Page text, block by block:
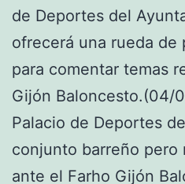
de Deportes del
ofrecerá una rueda de
para comentar temas
Gijón Baloncesto.(04/
Palacio de Deportes
conjunto barreño pero
ante el Farho Gijón